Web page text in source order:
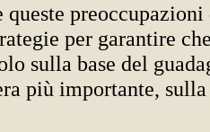
preoccupazioni
per garantire
sulla base del
più importante,